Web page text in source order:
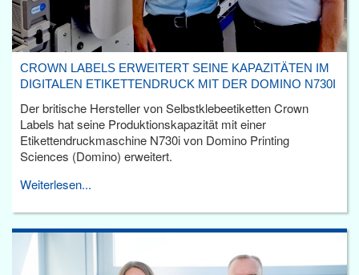
CROWN LABELS ERWEITERT SEINE KAPAZITÄTEN IM
DIGITALEN ETIKETTENDRUCK MIT DER DOMINO N730I
Der britische Hersteller von Selbstklebeetiketten Crown
Labels hat seine Produktionskapazität mit einer
Etikettendruckmaschine N730i von Domino Printing
Sciences (Domino) erweitert.
Weiterlesen...